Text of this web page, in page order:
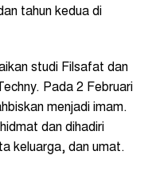
tahun kedua di
studi Filsafat dan
Pada 2 Februari
menjadi imam.
dan dihadiri
keluarga, dan umat.